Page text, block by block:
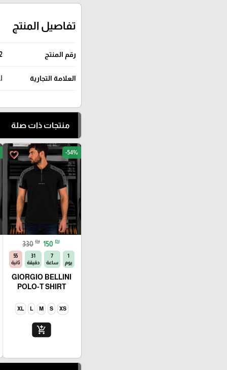
تفاصيل المنتج
رقم المنتج
العلامة التجارية
منتجات ذات صلة
favorite_border -54%
330 ₪ 150 ₪
1
يوم
7
ساعة
31
دقيقة
54
ثانية
GIORGIO BELLINI
POLO-T SHIRT
XS
S
M
L
XL
add_shopping_cart